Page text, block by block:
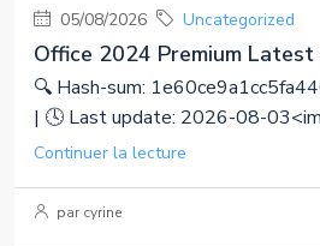
05/08/2026 Uncategorized
Office 2024 Premium
🔍 Hash-sum:
| 🕓 Last update: 2026-08-
Continuer la lecture
par cyrine